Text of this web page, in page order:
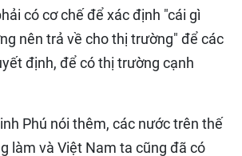
có cơ chế để xác định "cái gì
nên trả về cho thị trường" để các
định, để có thị trường cạnh
Phú nói thêm, các nước trên thế
làm và Việt Nam ta cũng đã có